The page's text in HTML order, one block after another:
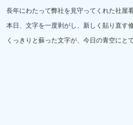
長年にわたって弊社を見守ってくれた社屋
本日、文字を一度剥がし、新しく貼り直す
くっきりと蘇った文字が、今日の青空にと